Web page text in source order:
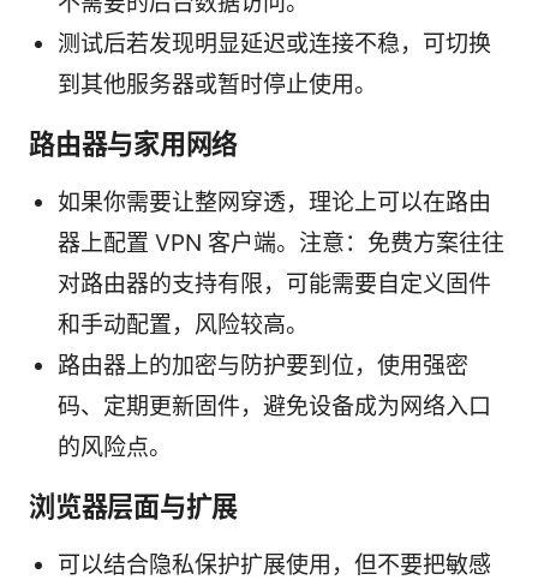
测试后若发现明显延迟或连接不稳，可切换
到其他服务器或暂时停止使用。
路由器与家用网络
如果你需要让整网穿透，理论上可以在路由
器上配置 VPN 客户端。注意：免费方案往往
对路由器的支持有限，可能需要自定义固件
和手动配置，风险较高。
路由器上的加密与防护要到位，使用强密
码、定期更新固件，避免设备成为网络入口
的风险点。
浏览器层面与扩展
可以结合隐私保护扩展使用，但不要把敏感